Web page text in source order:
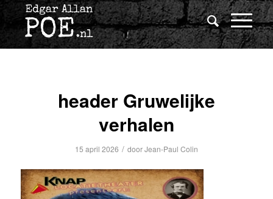
header Gruwelijke
verhalen
15 april 2026 / doorJean-Paul Colin